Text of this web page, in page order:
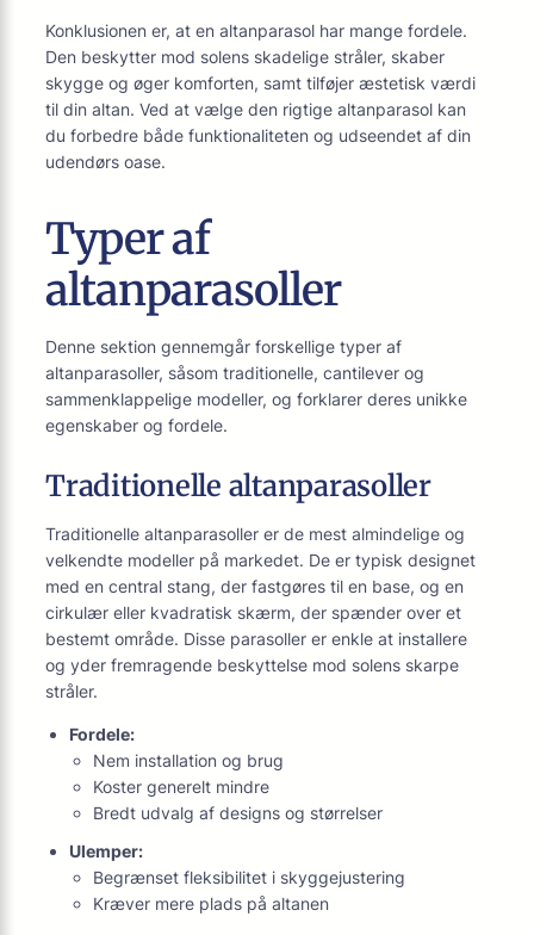
Konklusionen er, at en altanparasol har mange fordele.
Den beskytter mod solens skadelige stråler, skaber
skygge og øger komforten, samt tilføjer æstetisk værdi
til din altan. Ved at vælge den rigtige altanparasol kan
du forbedre både funktionaliteten og udseendet af din
udendørs oase.
Typer af
altanparasoller
Denne sektion gennemgår forskellige typer af
altanparasoller, såsom traditionelle, cantilever og
sammenklappelige modeller, og forklarer deres unikke
egenskaber og fordele.
Traditionelle altanparasoller
Traditionelle altanparasoller er de mest almindelige og
velkendte modeller på markedet. De er typisk designet
med en central stang, der fastgøres til en base, og en
cirkulær eller kvadratisk skærm, der spænder over et
bestemt område. Disse parasoller er enkle at installere
og yder fremragende beskyttelse mod solens skarpe
stråler.
Fordele:
Nem installation og brug
Koster generelt mindre
Bredt udvalg af designs og størrelser
Ulemper:
Begrænset fleksibilitet i skyggejustering
Kræver mere plads på altanen